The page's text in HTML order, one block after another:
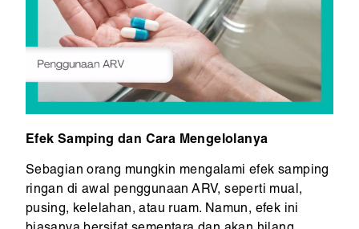
Efek Samping dan Cara Mengelolanya
Sebagian orang mungkin mengalami efek samping
ringan di awal penggunaan ARV, seperti mual,
pusing, kelelahan, atau ruam. Namun, efek ini